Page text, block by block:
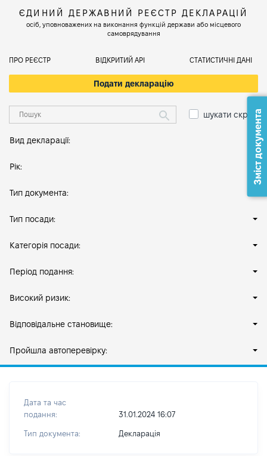
ЄДИНИЙ ДЕРЖАВНИЙ РЕЄСТР ДЕКЛАРАЦІЙ
осіб, уповноважених на виконання функцій держави або місцевого
самоврядування
ПРО РЕЄСТР ВІДКРИТИЙ АРІ СТАТИСТИЧНІ ДАНІ
Подати декларацію
шукати скрізь
Вид декларації:
Рік:
Тип документа:
Тип посади:
Категорія посади:
Період подання:
Високий ризик:
Відповідальне становище:
Пройшла автоперевірку:
Дата та час
подання:
31.01.2024 16:07
Тип документа: Декларація
Зміст документа